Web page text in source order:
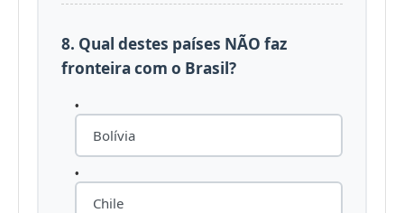
8. Qual destes países NÃO faz
fronteira com o Brasil?
Bolívia
Chile